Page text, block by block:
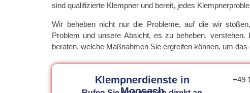
sind qualifizierte Klempner und bereit, jedes
Wir beheben nicht nur die Probleme, auf die wir
Problem und unsere Absicht, es zu beheben,
beraten, welche Maßnahmen Sie ergreifen können, um
Klempnerdienste in
+49